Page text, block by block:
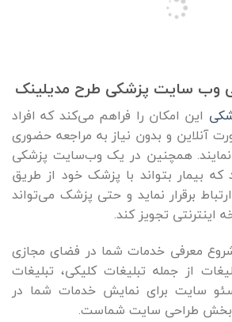
وب سایت پزشکی طرح مدیلینک
این امکان را فراهم می‌کند که افراد
آنلاین و بدون نیاز به مراجعه حضوری
نمایند. همچنین در یک وب‌سایت پزشکی
که بیمار بتواند با پزشک خود از طریق
برقرار نماید و حتی پزشک می‌تواند
اینترنتی تجویز کند.
معرفی خدمات شما در فضای مجازی
از جمله تبلیغات کلیکی، تبلیغات
سایت برای نمایش خدمات شما در
بخش طراحی سایت شماست.